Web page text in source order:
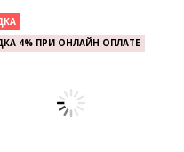
4% ПРИ ОНЛАЙН ОПЛАТЕ